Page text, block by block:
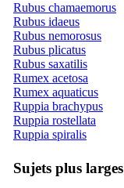
Rubus chamaemorus
Rubus idaeus
Rubus nemorosus
Rubus plicatus
Rubus saxatilis
Rumex acetosa
Rumex aquaticus
Ruppia brachypus
Ruppia rostellata
Ruppia spiralis
Sujets plus larges